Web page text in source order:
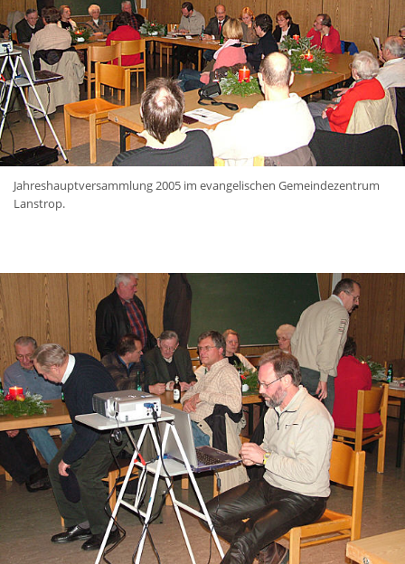
Jahreshauptversammlung 2005 im evangelischen Gemeindezentrum
Lanstrop.